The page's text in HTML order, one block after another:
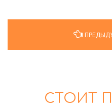
СТОИТ